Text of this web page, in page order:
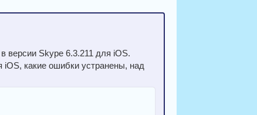
версии Skype 6.3.211 для iOS.
iOS, какие ошибки устранены, над